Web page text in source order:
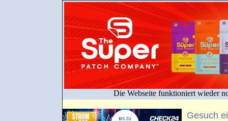
Die Webseite funktioniert wieder
Gesuch